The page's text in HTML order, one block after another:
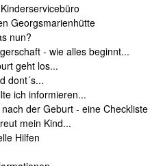
Georgsmarienhütte
nun?
- wie alles beginnt...
geht los...
dont´s...
ich informieren...
der Geburt - eine Checkliste
mein Kind...
Hilfen